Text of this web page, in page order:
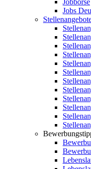
Jobbörse
Jobs